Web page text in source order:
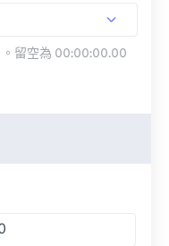
。留空為 00:00:00.00